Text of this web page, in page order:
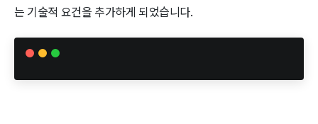
는 기술적 요건을 추가하게 되었습니다.